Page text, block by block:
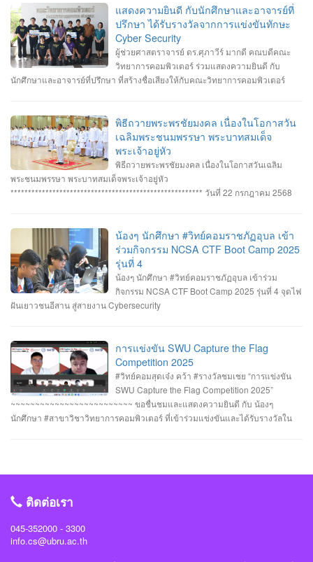
แสดงความยินดี กับนักศึกษาและอาจารย์ที่
ปรึกษา ได้รับรางวัลจากการแข่งขันทักษะ
Cyber Security
ผู้ช่วยศาสตราจารย์ ดร.ศุภาวีร์ มากดี คณบดีคณะ
วิทยาการคอมพิวเตอร์ ร่วมแสดงความยินดี กับ
นักศึกษาและอาจารย์ที่ปรึกษา ที่สร้างชื่อเสียงให้กับคณะวิทยาการคอมพิวเตอร์
ปลอดภัยทางไซเบอร์ IT RERU CYBER HACKATHON#1 2025 ภายใต้โครงการ
“เปิดโลกวิชาการ 25 ปี มหาวิทยาลัยราชภัฏร้อยเอ็ด” วันที่ 7-8 กรกฎาคม 2568 รุ่น
Senior #รางวัลชนะเลิศ ทีม Don’t know Everything นายชัยวัฒน์ ชัยฤทธิ์ นาย
อาทิตย์ สายกนก นายสุริยา ขันทา ทำคะแนนได้สูงสุด 2260 คะแนน #รางวัลรอง
ชนะเลิศอันดับที่_1 ทีม MVP นายอัมรินทร์ จำปาหอม นายนวพงษ์ ธรรมสัตย์ นายวี
รพงษ์ โสระธิ ทำคะแนนได้ 1310 คะแนน #รางวัลรองชนะเลิศอันดับที่_2 ทีม
รัตนภักดี MR. SENG SOPHIN นายศตวรรษ วิลามาตย์ ทำคะแนนได้ 500 คะแนน
จบที่อันดับ 9 จาก 13 ทีมที่เข้าร่วมแข่งขันในครั้งนี้ RERU CYBER
HACKATHON#1 2025 จัดโดย คณะเทคโนโลยีสารสนเทศ มหาวิทยาลัยราชภัฏ
ร้อยเอ็ด ร่วมกับสำนักงานคณะกรรมการการรักษาความมั่นคงปลอดภัยไซเบอร์แห่ง
ชาติ (สกมช.) รายการที่ 2. “การแข่งขัน SWU Capture the Flag Competition
2025” เมื่อวันอังคารที่ 1 และ 8 กรกฎาคม 2568 (จัดการแข่งขันในรูปแบบออนไลน์
ในโครงการจำนวน 60 ทีม จัดโดย ภาควิชาวิศวกรรมคอมพิวเตอร์ คณะ
วิศวกรรมศาสตร์ มหาวิทยาลัยศรีนครินทรวิโรฒ ร่วมกับ บริษัท ACIS Professional
Center และ บริษัท SEC Playground รายการที่ 3. การแข่งขัน Mini CTF ระหว่างผู้
เข้าร่วม NCSA CTF Boot Camp 2025 รุ่นที่ 4 ซึ่งจัดขึ้นในระหว่างวันที่ 19–20
กรกฎาคม 2568 นายอาทิตย์ สายกนก นักศึกษาชั้นปีที่ 3 ได้รับ #รางวัล_MVP ผู้ที่
ทำคะแนนรายบุคคลสูงสุด (3400 คะแนน) จัดโดย #สำนักงานคณะกรรมการการ
พิธีถวายพระพรชัยมงคล เนื่องในโอกาสวัน
เฉลิมพระชนมพรรษา พระบาทสมเด็จ
พระเจ้าอยู่หัว
พิธีถวายพระพรชัยมงคล เนื่องในโอกาสวันเฉลิม
พระชนมพรรษา พระบาทสมเด็จพระเจ้าอยู่หัว
******************************************************* วันที่ 22 กรกฎาคม 2568
พระเจ้าอยู่หัว เนื่องในโอกาสมหามงคลเฉลิมพระชนมพรรษา 28 กรกฎาคม 2568 ณ
หอประชุมไพรพะยอม มหาวิทยาลัยราชภัฏอุบลราชธานี โดยมีท่าน รอง
ศาสตราจารย์ธรรมรักษ์ ละอองนวล อธิการบดี เป็นประธานในพิธีถวายพระพร
ชัยมงคลและวางพานพุ่มทอง-พานพุ่มเงิน #คณะวิทยาการคอมพิวเตอร์
#มหาวิทยาลัยแห่งความสุข #มหาวิทยาลัยราชภัฏอุบลราชธานี
น้องๆ นักศึกษา #วิทย์คอมราชภัฏอุบล เข้า
ร่วมกิจกรรม NCSA CTF Boot Camp 2025
รุ่นที่ 4
น้องๆ นักศึกษา #วิทย์คอมราชภัฏอุบล เข้าร่วม
กิจกรรม NCSA CTF Boot Camp 2025 รุ่นที่ 4 จุดไฟ
ฝันเยาวชนอีสาน สู่สายงาน Cybersecurity
การแข่งขัน SWU Capture the Flag
Competition 2025
#วิทย์คอมสุดเจ๋ง คว้า #รางวัลชมเชย “การแข่งขัน
SWU Capture the Flag Competition 2025”
~~~~~~~~~~~~~~~~~~~~~~~~~ ขอชื่นชมและแสดงความยินดี กับ น้องๆ
นักศึกษา #สาขาวิชาวิทยาการคอมพิวเตอร์ ที่เข้าร่วมแข่งขันและได้รับรางวัลใน
24 สถาบันการศึกษา รวมทีมมาเข้าร่วมทำการแข่งขันในโครงการจำนวน 60 ทีม
#มหาวิทยาลัยราชภัฏอุบลราชธานี
ติดต่อเรา
045-352000 - 3300
info.cs@ubru.ac.th